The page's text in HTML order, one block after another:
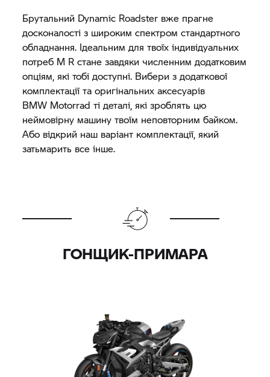
Брутальний Dynamic Roadster вже прагне
досконалості з широким спектром стандартного
обладнання. Ідеальним для твоїх індивідуальних
потреб M R стане завдяки численним додатковим
опціям, які тобі доступні. Вибери з додаткової
комплектації та оригінальних аксесуарів
BMW Motorrad ті деталі, які зроблять цю
неймовірну машину твоїм неповторним байком.
Або відкрий наш варіант комплектації, який
затьмарить все інше.
ГОНЩИК-ПРИМАРА